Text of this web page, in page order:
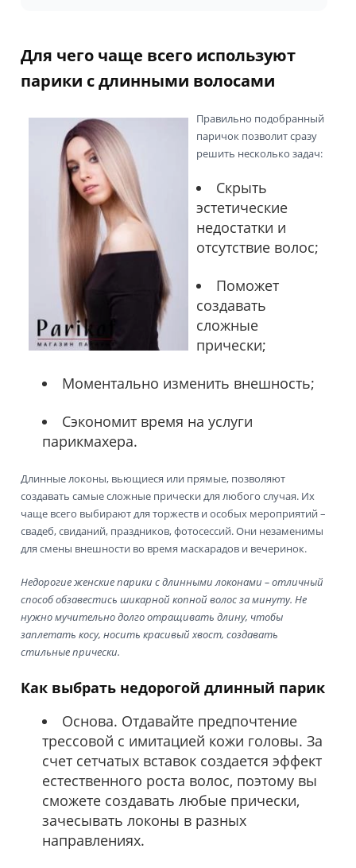
Для чего чаще всего используют
парики с длинными волосами
Правильно подобранный
паричок позволит сразу
решить несколько задач:
Скрыть
эстетические
недостатки и
отсутствие волос;
Поможет
создавать
сложные
прически;
Моментально изменить внешность;
Сэкономит время на услуги
парикмахера.
Длинные локоны, вьющиеся или прямые, позволяют
создавать самые сложные прически для любого случая. Их
чаще всего выбирают для торжеств и особых мероприятий –
свадеб, свиданий, праздников, фотосессий. Они незаменимы
для смены внешности во время маскарадов и вечеринок.
Недорогие женские парики с длинными локонами – отличный
способ обзавестись шикарной копной волос за минуту. Не
нужно мучительно долго отращивать длину, чтобы
заплетать косу, носить красивый хвост, создавать
стильные прически.
Как выбрать недорогой длинный парик
Основа. Отдавайте предпочтение
трессовой с имитацией кожи головы. За
счет сетчатых вставок создается эффект
естественного роста волос, поэтому вы
сможете создавать любые прически,
зачесывать локоны в разных
направлениях.